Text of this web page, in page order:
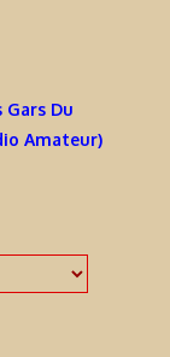
Du
Amateur)